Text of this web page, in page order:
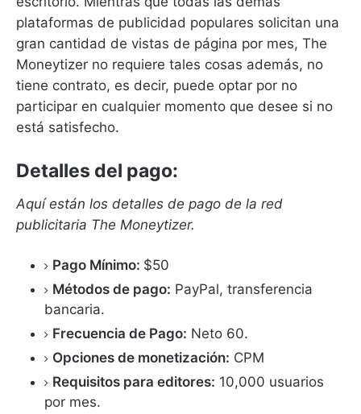
plataformas de publicidad populares solicitan una
gran cantidad de vistas de página por mes, The
Moneytizer no requiere tales cosas además, no
tiene contrato, es decir, puede optar por no
participar en cualquier momento que desee si no
está satisfecho.
Detalles del pago:
Aquí están los detalles de pago de la red
publicitaria The Moneytizer.
Pago Mínimo: $50
Métodos de pago: PayPal, transferencia
bancaria.
Frecuencia de Pago: Neto 60.
Opciones de monetización: CPM
Requisitos para editores: 10,000 usuarios
por mes.